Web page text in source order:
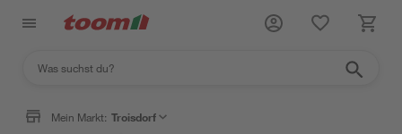
Mein Markt: Troisdorf